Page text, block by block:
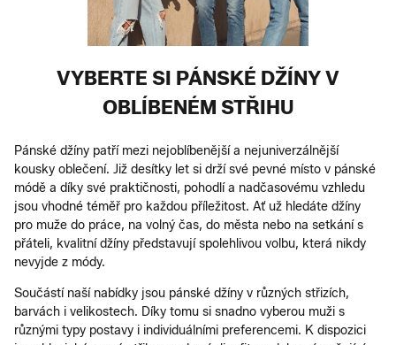
VYBERTE SI PÁNSKÉ DŽÍNY V
OBLÍBENÉM STŘIHU
Pánské džíny patří mezi nejoblíbenější a nejuniverzálnější
kousky oblečení. Již desítky let si drží své pevné místo v pánské
módě a díky své praktičnosti, pohodlí a nadčasovému vzhledu
jsou vhodné téměř pro každou příležitost. Ať už hledáte džíny
pro muže do práce, na volný čas, do města nebo na setkání s
přáteli, kvalitní džíny představují spolehlivou volbu, která nikdy
nevyjde z módy.
Součástí naší nabídky jsou pánské džíny v různých střizích,
barvách i velikostech. Díky tomu si snadno vyberou muži s
různými typy postavy i individuálními preferencemi. K dispozici